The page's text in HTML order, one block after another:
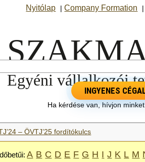
Nyitólap |Company Formation
INGYENES
Ha kérdése van, hívjon
– ÖVTJ’25 fordítókulcs
A B C D E F G H I J K L M